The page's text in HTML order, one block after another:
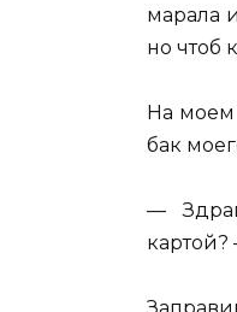
марала
но чтоб
На моем
бак
—
картой?